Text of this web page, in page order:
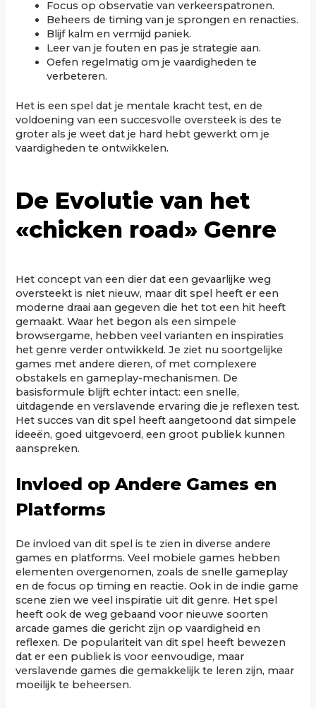
Focus op observatie van verkeerspatronen.
Beheers de timing van je sprongen en renacties.
Blijf kalm en vermijd paniek.
Leer van je fouten en pas je strategie aan.
Oefen regelmatig om je vaardigheden te
verbeteren.
Het is een spel dat je mentale kracht test, en de
voldoening van een succesvolle oversteek is des te
groter als je weet dat je hard hebt gewerkt om je
vaardigheden te ontwikkelen.
De Evolutie van het
«chicken road» Genre
Het concept van een dier dat een gevaarlijke weg
oversteekt is niet nieuw, maar dit spel heeft er een
moderne draai aan gegeven die het tot een hit heeft
gemaakt. Waar het begon als een simpele
browsergame, hebben veel varianten en inspiraties
het genre verder ontwikkeld. Je ziet nu soortgelijke
games met andere dieren, of met complexere
obstakels en gameplay-mechanismen. De
basisformule blijft echter intact: een snelle,
uitdagende en verslavende ervaring die je reflexen test.
Het succes van dit spel heeft aangetoond dat simpele
ideeën, goed uitgevoerd, een groot publiek kunnen
aanspreken.
Invloed op Andere Games en
Platforms
De invloed van dit spel is te zien in diverse andere
games en platforms. Veel mobiele games hebben
elementen overgenomen, zoals de snelle gameplay
en de focus op timing en reactie. Ook in de indie game
scene zien we veel inspiratie uit dit genre. Het spel
heeft ook de weg gebaand voor nieuwe soorten
arcade games die gericht zijn op vaardigheid en
reflexen. De populariteit van dit spel heeft bewezen
dat er een publiek is voor eenvoudige, maar
verslavende games die gemakkelijk te leren zijn, maar
moeilijk te beheersen.